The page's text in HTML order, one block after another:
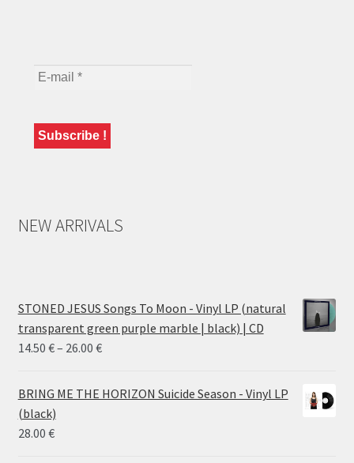
NEW ARRIVALS
STONED JESUS Songs To Moon - Vinyl LP (natural
transparent green purple marble | black) | CD
14.50 €– 26.00 €Price
14.50 €
BRING ME THE HORIZON Suicide Season - Vinyl LP
(black)
28.00 €